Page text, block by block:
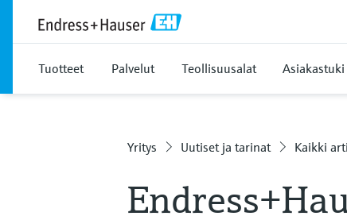
Tuotteet Palvelut Teollisuusalat Asiakastuki
Yritys Uutiset ja tarinat Kaikki